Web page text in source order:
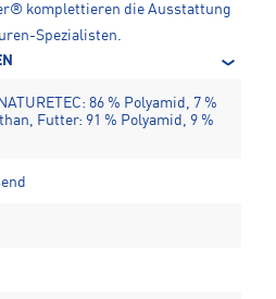
komplettieren die Ausstattung
Spezialisten.
86 % Polyamid, 7 %
Futter: 91 % Polyamid, 9 %